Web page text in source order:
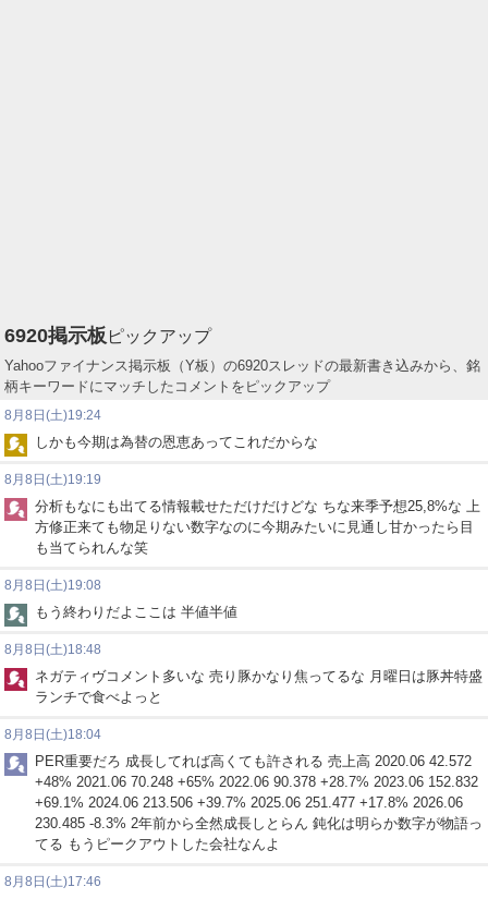
6920掲示板 ピックアップ
Yahooファイナンス掲示板（Y板）の6920スレッドの最新書き込みから、銘
柄キーワードにマッチしたコメントをピックアップ
8月8日(土)19:24
しかも今期は為替の恩恵あってこれだからな
8月8日(土)19:19
分析もなにも出てる情報載せただけだけどな ちな来季予想25,8%な 上
方修正来ても物足りない数字なのに今期みたいに見通し甘かったら目
も当てられんな笑
8月8日(土)19:08
もう終わりだよここは 半値半値
8月8日(土)18:48
ネガティヴコメント多いな 売り豚かなり焦ってるな 月曜日は豚丼特盛
ランチで食べよっと
8月8日(土)18:04
PER重要だろ 成長してれば高くても許される 売上高 2020.06 42.572
+48% 2021.06 70.248 +65% 2022.06 90.378 +28.7% 2023.06 152.832
+69.1% 2024.06 213.506 +39.7% 2025.06 251.477 +17.8% 2026.06
230.485 -8.3% 2年前から全然成長しとらん 鈍化は明らか数字が物語っ
てる もうピークアウトした会社なんよ
8月8日(土)17:46